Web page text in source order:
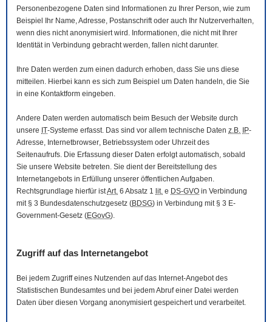
Personenbezogene Daten sind Informationen zu Ihrer Person, wie zum
Beispiel Ihr Name, Adresse, Postanschrift oder auch Ihr Nutzerverhalten,
wenn dies nicht anonymisiert wird. Informationen, die nicht mit Ihrer
Identität in Verbindung gebracht werden, fallen nicht darunter.
Ihre Daten werden zum einen dadurch erhoben, dass Sie uns diese
mitteilen. Hierbei kann es sich zum Beispiel um Daten handeln, die Sie
in eine Kontaktform eingeben.
Andere Daten werden automatisch beim Besuch der Website durch
unsere IT-Systeme erfasst. Das sind vor allem technische Daten z.B. IP-
Adresse, Internetbrowser, Betriebssystem oder Uhrzeit des
Seitenaufrufs. Die Erfassung dieser Daten erfolgt automatisch, sobald
Sie unsere Website betreten. Sie dient der Bereitstellung des
Internetangebots in Erfüllung unserer öffentlichen Aufgaben.
Rechtsgrundlage hierfür istArt. 6 Absatz 1 lit. e DS-GVO in Verbindung
mit § 3 Bundesdatenschutzgesetz (BDSG) in Verbindung mit § 3 E-
Government-Gesetz (EGovG).
Zugriff auf das Internetangebot
Bei jedem Zugriff eines Nutzenden auf das Internet-Angebot des
Statistischen Bundesamtes und bei jedem Abruf einer Datei werden
Daten über diesen Vorgang anonymisiert gespeichert und verarbeitet.